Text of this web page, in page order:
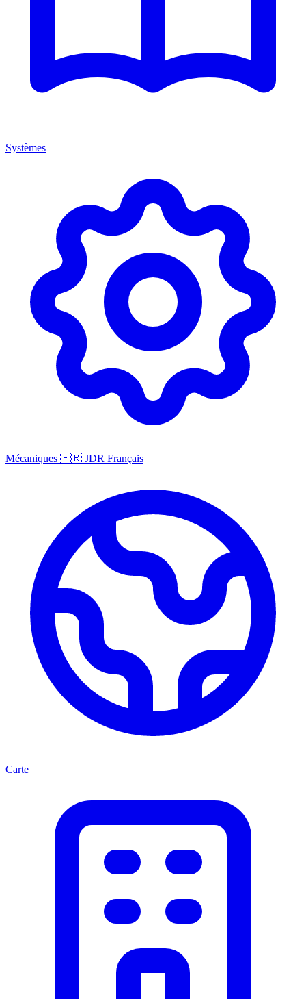
Systèmes
Mécaniques 🇫🇷 JDR Français
Carte